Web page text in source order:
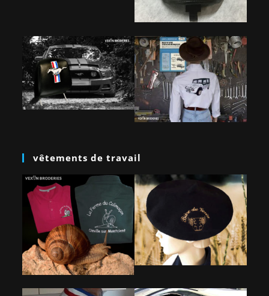
vêtements de travail